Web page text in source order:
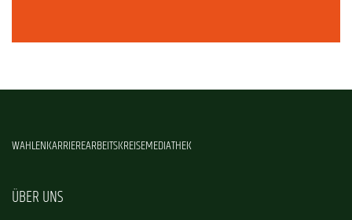
WAHLENKARRIEREARBEITSKREISEMEDIATHEK
ÜBER UNS